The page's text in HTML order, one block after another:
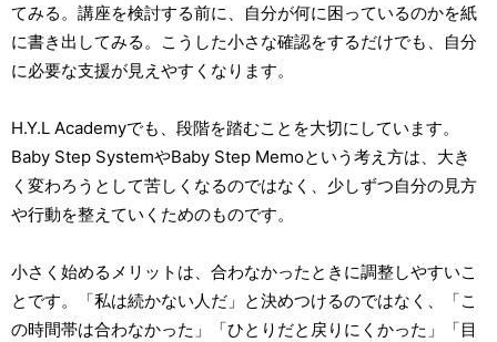
てみる。講座を検討する前に、自分が何に困っているのかを紙
に書き出してみる。こうした小さな確認をするだけでも、自分
に必要な支援が見えやすくなります。
H.Y.L Academyでも、段階を踏むことを大切にしています。
Baby Step SystemやBaby Step Memoという考え方は、大き
く変わろうとして苦しくなるのではなく、少しずつ自分の見方
や行動を整えていくためのものです。
小さく始めるメリットは、合わなかったときに調整しやすいこ
とです。「私は続かない人だ」と決めつけるのではなく、「こ
の時間帯は合わなかった」「ひとりだと戻りにくかった」「目